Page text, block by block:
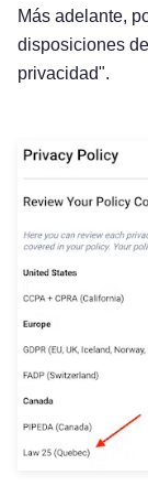
Más adelante,
disposiciones
privacidad".